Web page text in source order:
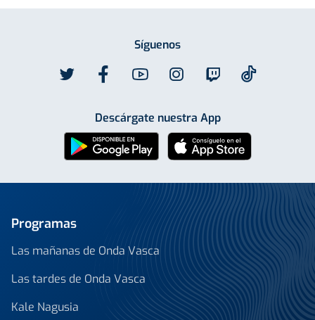
Síguenos
Descárgate nuestra App
Programas
Las mañanas de Onda Vasca
Las tardes de Onda Vasca
Kale Nagusia